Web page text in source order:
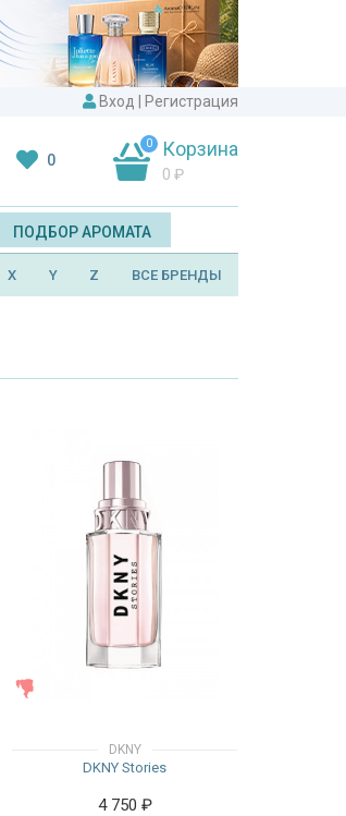
Вход Регистрация
0
0 Корзина
0 ₽
ПОДБОР АРОМАТА
X Y Z ВСЕ БРЕНДЫ
DKNY
DKNY Stories
4 750 ₽